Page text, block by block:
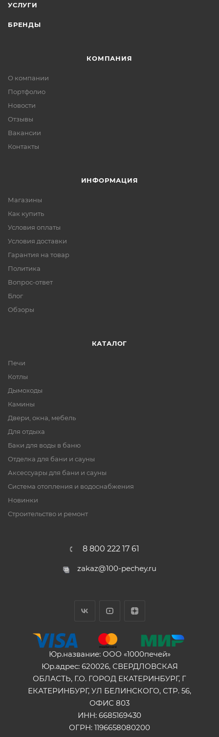
УСЛУГИ
БРЕНДЫ
КОМПАНИЯ
О компании
Портфолио
Новости
Отзывы
Вакансии
Контакты
ИНФОРМАЦИЯ
Магазины
Как купить
Условия оплаты
Условия доставки
Гарантия на товар
Политика
Вопрос-ответ
Блог
Обзоры
КАТАЛОГ
Печи
Котлы
Дымоходы
Камины
Двери, окна, мебель
Для отдыха
Баки для воды в баню
Отделка для бани и сауны
Аксессуары для бани и сауны
Система отопления и водоснабжения
Новинки
Строительство и ремонт
8 800 222 17 61
zakaz@100-pechey.ru
Юр.название: ООО «1000печей»
Юр.адрес: 620026, СВЕРДЛОВСКАЯ
ОБЛАСТЬ, Г.О. ГОРОД ЕКАТЕРИНБУРГ, Г
ЕКАТЕРИНБУРГ, УЛ БЕЛИНСКОГО, СТР. 56,
ОФИС 803
ИНН: 6685169430
ОГРН: 1196658080200